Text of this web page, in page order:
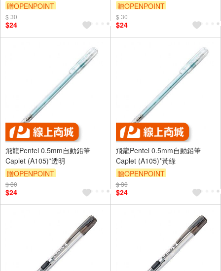
贈OPENPOINT
$ 30
$24
贈OPENPOINT
$ 30
$24
飛龍Pentel 0.5mm自動鉛筆
Caplet (A105)*透明
贈OPENPOINT
$ 30
$24
飛龍Pentel 0.5mm自動鉛筆
Caplet (A105)*黃綠
贈OPENPOINT
$ 30
$24